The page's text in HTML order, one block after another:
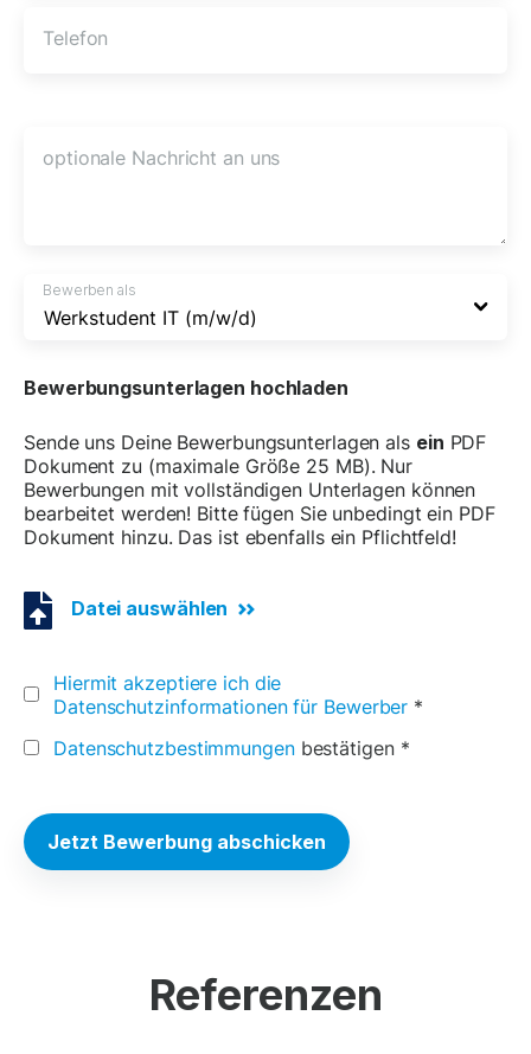
Telefon
optionale Nachricht an uns
Bewerben als
Bewerbungsunterlagen hochladen
Sende uns Deine Bewerbungsunterlagen als ein PDF
Dokument zu (maximale Größe 25 MB). Nur
Bewerbungen mit vollständigen Unterlagen können
bearbeitet werden! Bitte fügen Sie unbedingt ein PDF
Dokument hinzu. Das ist ebenfalls ein Pflichtfeld!
Datei auswählen
Hiermit akzeptiere ich die
Datenschutzinformationen für Bewerber *
Datenschutzbestimmungenbestätigen *
Referenzen